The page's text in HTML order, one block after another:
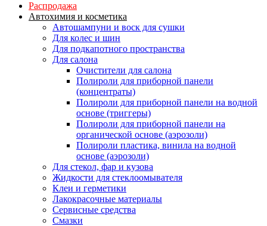
Распродажа
Автохимия и косметика
Автошампуни и воск для сушки
Для колес и шин
Для подкапотного пространства
Для салона
Очистители для салона
Полироли для приборной панели
(концентраты)
Полироли для приборной панели на водной
основе (триггеры)
Полироли для приборной панели на
органической основе (аэрозоли)
Полироли пластика, винила на водной
основе (аэрозоли)
Для стекол, фар и кузова
Жидкости для стеклоомывателя
Клеи и герметики
Лакокрасочные материалы
Сервисные средства
Смазки